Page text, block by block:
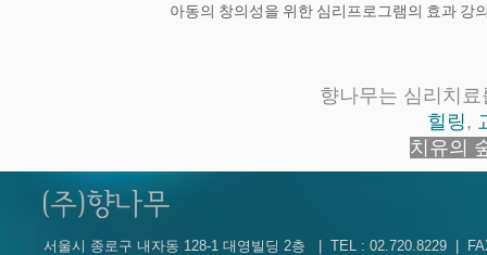
아동의 창의성을 위한 심리프로그램의 효과 강
향나무는 심리치
힐링,
치유의
서울시 종로구 내자동 128-1 대영빌딩 2층 | TEL : 02.720.8229 |